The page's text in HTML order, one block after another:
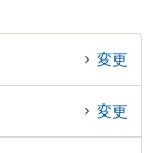
変更
変更